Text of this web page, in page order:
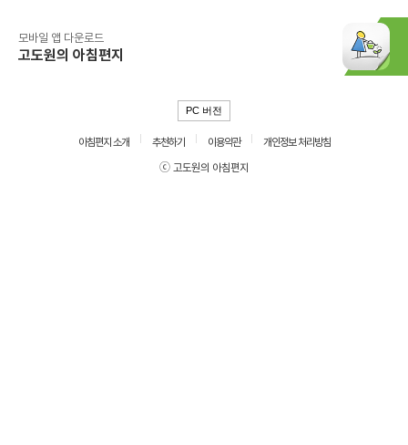
모바일 앱 다운로드
고도원의 아침편지
PC 버전
아침편지 소개 추천하기 이용약관
개인정보 처리방침
ⓒ 고도원의 아침편지